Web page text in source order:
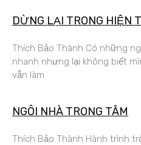
DỪNG LẠI TRONG HIỆN
Thích Bảo Thành Có những
nhanh nhưng lại không biết
vẫn làm
NGÔI NHÀ TRONG TÂM
Thích Bảo Thành Hành trình